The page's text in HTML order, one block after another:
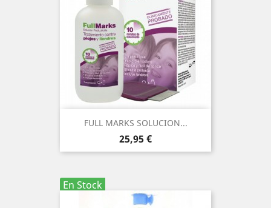
FULL MARKS SOLUCION...
Precio
25,95 €
En Stock